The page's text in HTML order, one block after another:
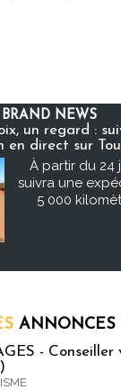
BRAND NEWS
un regard :
en direct sur
À partir du 24
suivra une
5 000
ANNONCES
- Conseiller